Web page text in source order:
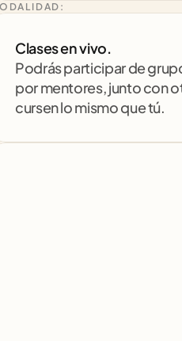
Clases en vivo.
Podrás participar de
por mentores, junto con
cursen lo mismo que tú.